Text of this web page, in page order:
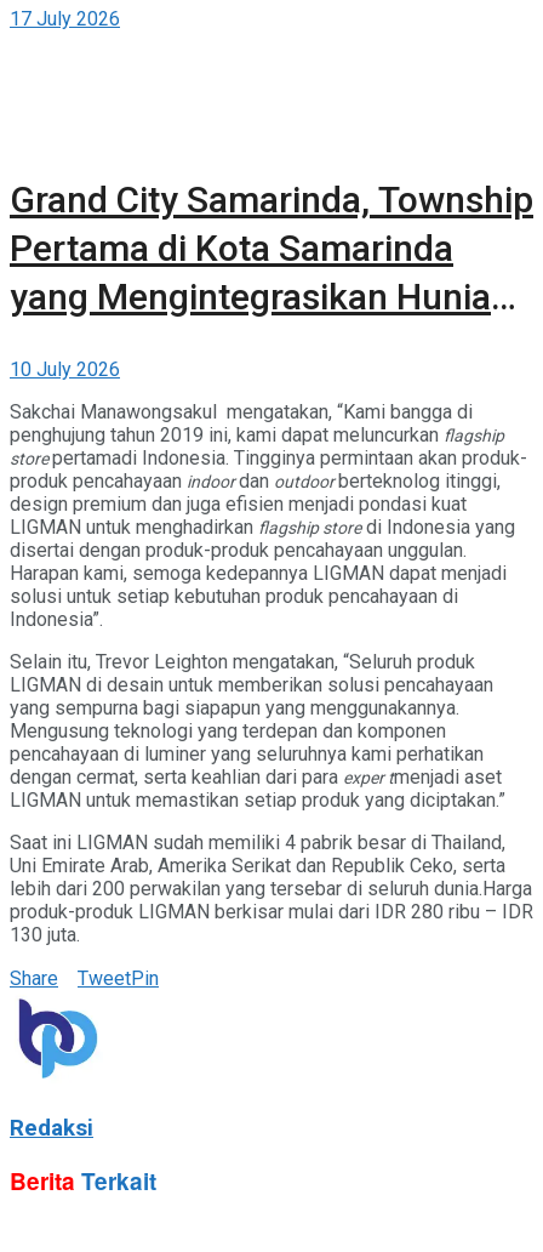
17 July 2026
Grand City Samarinda, Township
Pertama di Kota Samarinda
yang Mengintegrasikan Hunian,
Hijau
10 July 2026
Sakchai Manawongsakul mengatakan, “Kami bangga di
penghujung tahun 2019 ini, kami dapat meluncurkan flagship
storepertamadi Indonesia. Tingginya permintaan akan produk-
produk pencahayaan indoordan outdoor berteknolog itinggi,
design premium dan juga efisien menjadi pondasi kuat
LIGMAN untuk menghadirkan flagship storedi Indonesia yang
disertai dengan produk-produk pencahayaan unggulan.
Harapan kami, semoga kedepannya LIGMAN dapat menjadi
solusi untuk setiap kebutuhan produk pencahayaan di
Indonesia”.
Selain itu, Trevor Leighton mengatakan, “Seluruh produk
LIGMAN di desain untuk memberikan solusi pencahayaan
yang sempurna bagi siapapun yang menggunakannya.
Mengusung teknologi yang terdepan dan komponen
pencahayaan di luminer yang seluruhnya kami perhatikan
dengan cermat, serta keahlian dari para exper tmenjadi aset
LIGMAN untuk memastikan setiap produk yang diciptakan.”
Saat ini LIGMAN sudah memiliki 4 pabrik besar di Thailand,
Uni Emirate Arab, Amerika Serikat dan Republik Ceko, serta
lebih dari 200 perwakilan yang tersebar di seluruh dunia.Harga
produk-produk LIGMAN berkisar mulai dari IDR 280 ribu – IDR
130 juta.
Share
TweetPin
Redaksi
Berita Terkait